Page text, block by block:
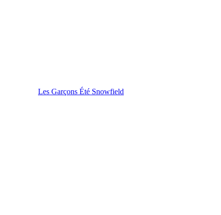
Les Garçons Été Snowfield